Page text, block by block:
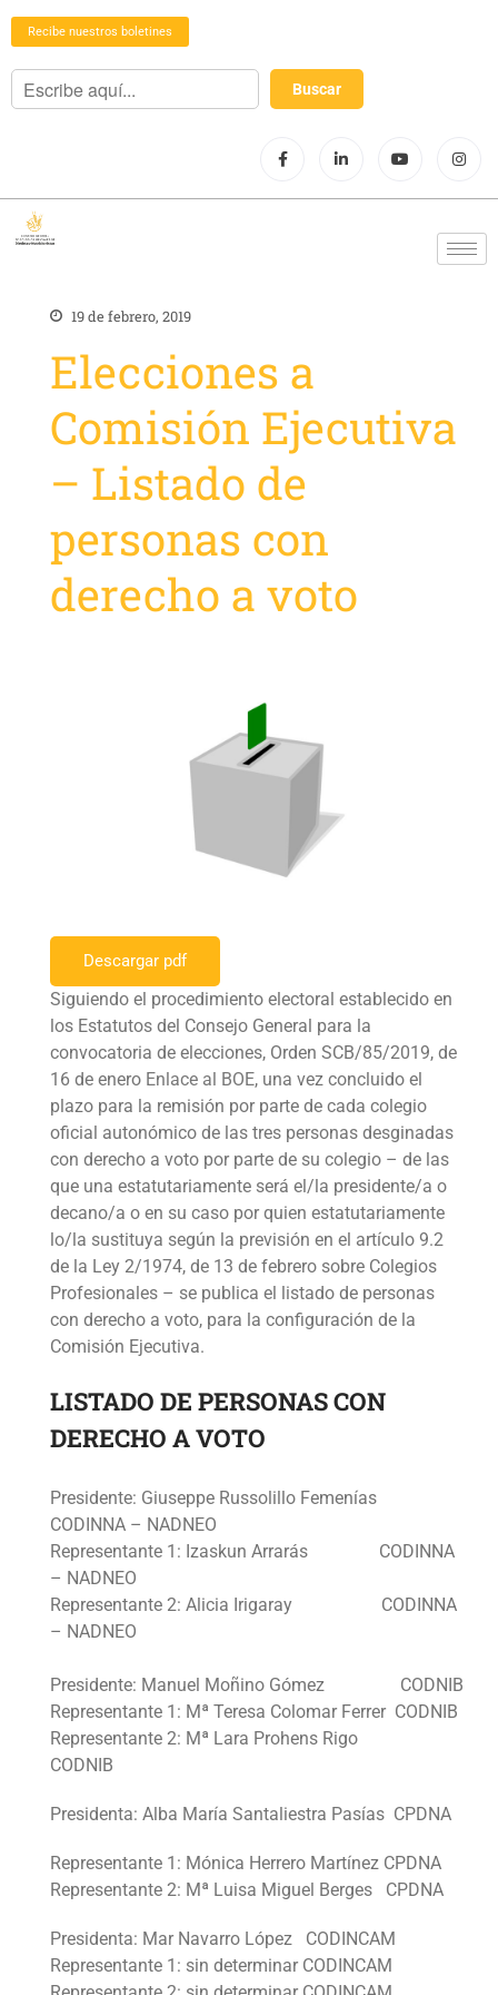
Recibe nuestros boletines
19 de febrero, 2019
Elecciones a
Comisión Ejecutiva
– Listado de
personas con
derecho a voto
Descargar pdf
Siguiendo el procedimiento electoral establecido en
los Estatutos del Consejo General para la
convocatoria de elecciones, Orden SCB/85/2019, de
16 de enero Enlace al BOE, una vez concluido el
plazo para la remisión por parte de cada colegio
oficial autonómico de las tres personas desginadas
con derecho a voto por parte de su colegio – de las
que una estatutariamente será el/la presidente/a o
decano/a o en su caso por quien estatutariamente
lo/la sustituya según la previsión en el artículo 9.2
de la Ley 2/1974, de 13 de febrero sobre Colegios
Profesionales – se publica el listado de personas
con derecho a voto, para la configuración de la
Comisión Ejecutiva.
LISTADO DE PERSONAS CON
DERECHO A VOTO
Presidente: Giuseppe Russolillo Femenías
CODINNA – NADNEO
Representante 1: Izaskun Arrarás CODINNA
– NADNEO
Representante 2: Alicia Irigaray CODINNA
– NADNEO
Presidente: Manuel Moñino Gómez CODNIB
Representante 1: Mª Teresa Colomar Ferrer CODNIB
Representante 2: Mª Lara Prohens Rigo
CODNIB
Presidenta: Alba María Santaliestra Pasías CPDNA
Representante 1: Mónica Herrero Martínez CPDNA
Representante 2: Mª Luisa Miguel Berges CPDNA
Presidenta: Mar Navarro López CODINCAM
Representante 1: sin determinar CODINCAM